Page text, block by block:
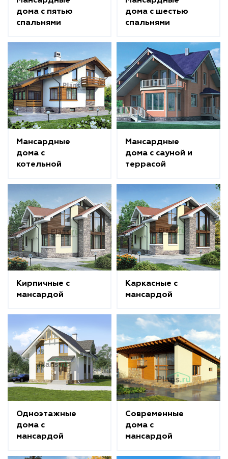
дома с пятью
спальнями
дома с шестью
спальнями
Мансардные
дома с
котельной
Мансардные
дома с сауной и
террасой
Кирпичные с
мансардой
Каркасные с
мансардой
Одноэтажные
дома с
мансардой
Современные
дома с
мансардой